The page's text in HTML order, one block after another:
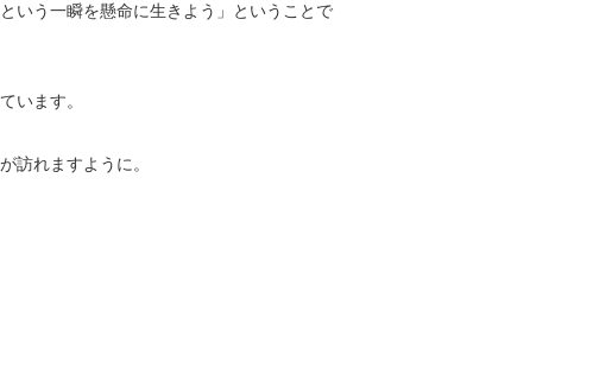
いう一瞬を懸命に生きよう」ということで
います。
訪れますように。